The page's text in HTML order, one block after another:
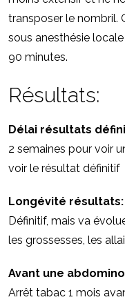
transposer le nombril.
sous anesthésie
90 minutes.
Résultats:
Délai résultats
2 semaines pour voir
voir le résultat définitif
Longévité résultats:
Définitif, mais va
les grossesses, les
Avant une
Arrêt tabac 1 mois